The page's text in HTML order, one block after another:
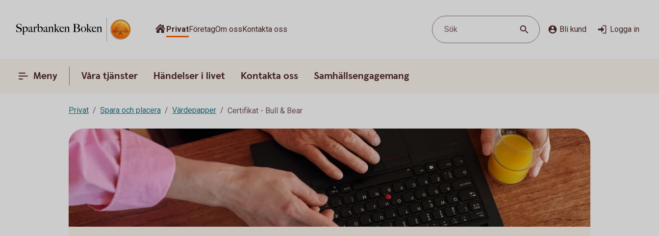
PrivatFöretagOm ossKontakta oss Sök Bli kund Logga in
Meny Våra tjänster Händelser i livet Kontakta oss Samhällsengagemang
Privat Spara och placera Värdepapper Certifikat - Bull & Bear